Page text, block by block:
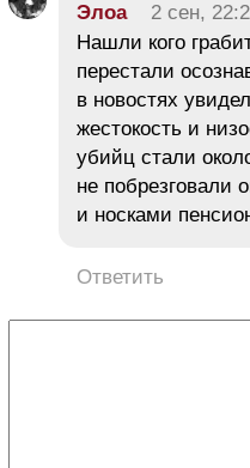
Элоа 2 сен,
Нашли кого
перестали
в новостях
жестокость и
убийц стали
не побрезговали
и носками
Ответить